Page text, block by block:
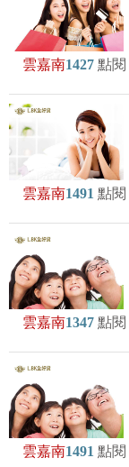
雲嘉南1427 點閱
雲嘉南1491 點閱
雲嘉南1347 點閱
雲嘉南1491 點閱